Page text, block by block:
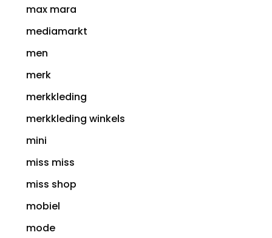
max mara
mediamarkt
men
merk
merkkleding
merkkleding winkels
mini
miss miss
miss shop
mobiel
mode